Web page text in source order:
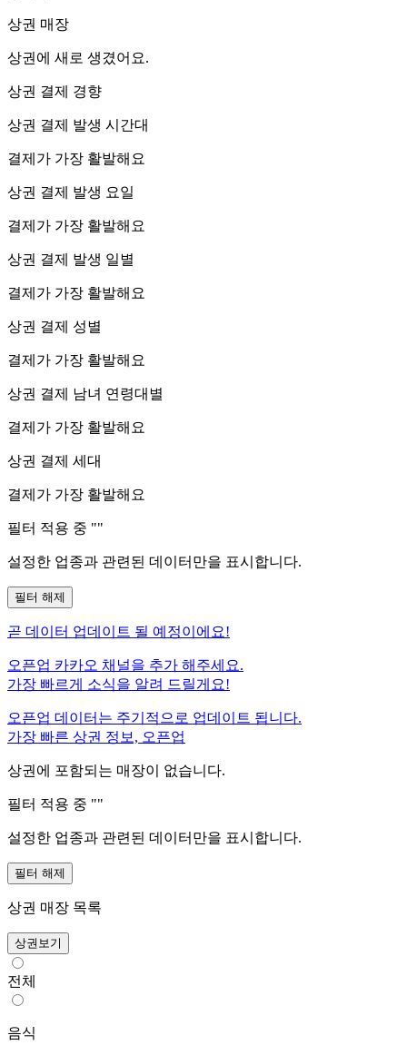
상권 매장
상권에 새로 생겼어요.
상권 결제 경향
상권 결제 발생 시간대
결제가 가장 활발해요
상권 결제 발생 요일
결제가 가장 활발해요
상권 결제 발생 일별
결제가 가장 활발해요
상권 결제 성별
결제가 가장 활발해요
상권 결제 남녀 연령대별
결제가 가장 활발해요
상권 결제 세대
결제가 가장 활발해요
필터 적용 중 ""
설정한 업종과 관련된 데이터만을 표시합니다.
필터 해제
곧 데이터 업데이트 될 예정이에요!
오픈업 카카오 채널을 추가 해주세요.
가장 빠르게 소식을 알려 드릴게요!
오픈업 데이터는 주기적으로 업데이트 됩니다.
가장 빠른 상권 정보, 오픈업
상권에 포함되는 매장이 없습니다.
필터 적용 중 ""
설정한 업종과 관련된 데이터만을 표시합니다.
필터 해제
상권 매장 목록
상권보기
전체
음식